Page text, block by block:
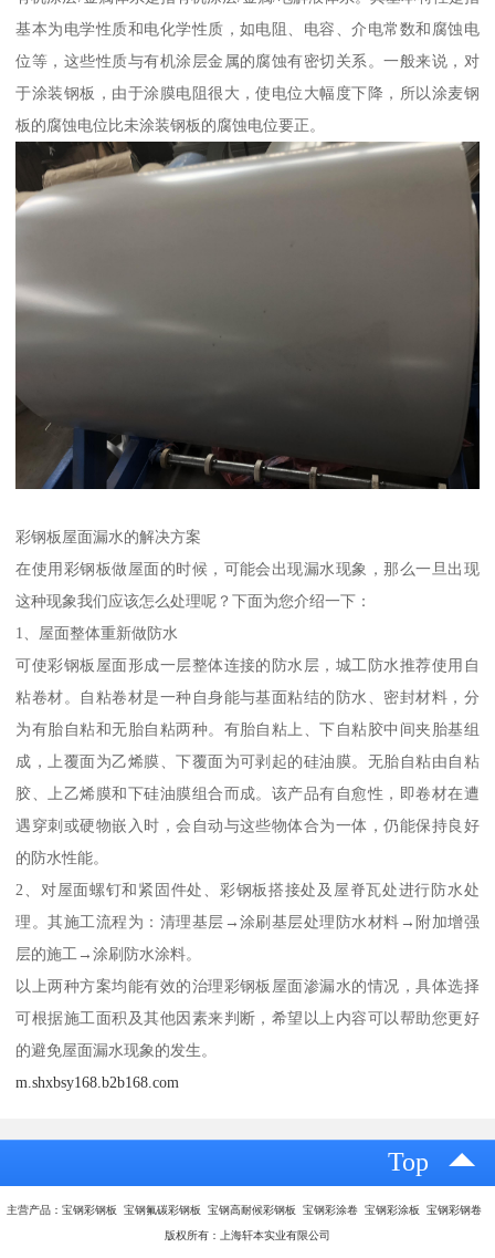
基本为电学性质和电化学性质，如电阻、电容、介电常数和腐蚀电
位等，这些性质与有机涂层金属的腐蚀有密切关系。一般来说，对
于涂装钢板，由于涂膜电阻很大，使电位大幅度下降，所以涂麦钢
板的腐蚀电位比未涂装钢板的腐蚀电位要正。
彩钢板屋面漏水的解决方案
在使用彩钢板做屋面的时候，可能会出现漏水现象，那么一旦出现
这种现象我们应该怎么处理呢？下面为您介绍一下：
1、屋面整体重新做防水
可使彩钢板屋面形成一层整体连接的防水层，城工防水推荐使用自
粘卷材。自粘卷材是一种自身能与基面粘结的防水、密封材料，分
为有胎自粘和无胎自粘两种。有胎自粘上、下自粘胶中间夹胎基组
成，上覆面为乙烯膜、下覆面为可剥起的硅油膜。无胎自粘由自粘
胶、上乙烯膜和下硅油膜组合而成。该产品有自愈性，即卷材在遭
遇穿刺或硬物嵌入时，会自动与这些物体合为一体，仍能保持良好
的防水性能。
2、对屋面螺钉和紧固件处、彩钢板搭接处及屋脊瓦处进行防水处
理。其施工流程为：清理基层→涂刷基层处理防水材料→附加增强
层的施工→涂刷防水涂料。
以上两种方案均能有效的治理彩钢板屋面渗漏水的情况，具体选择
可根据施工面积及其他因素来判断，希望以上内容可以帮助您更好
的避免屋面漏水现象的发生。
m.shxbsy168.b2b168.com
Top
主营产品：宝钢彩钢板 宝钢氟碳彩钢板 宝钢高耐候彩钢板 宝钢彩涂卷 宝钢彩涂板 宝钢彩钢卷
版权所有：上海轩本实业有限公司